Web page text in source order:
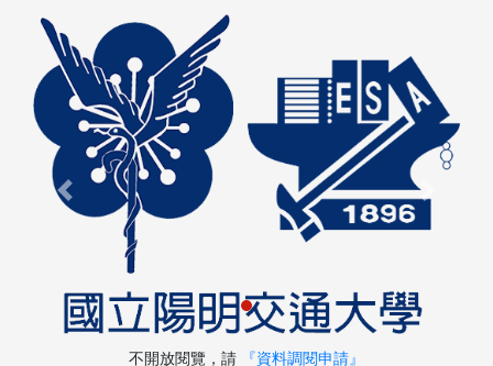
管理者登入
Previous Next
不開放閱覽，請 『資料調閱申請』